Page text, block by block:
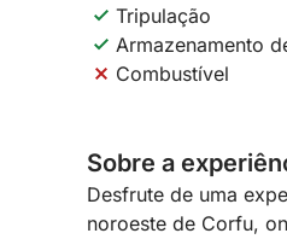
Tripulação
Armazenamento
Combustível
Sobre a
Desfrute de uma
noroeste de Corfu,